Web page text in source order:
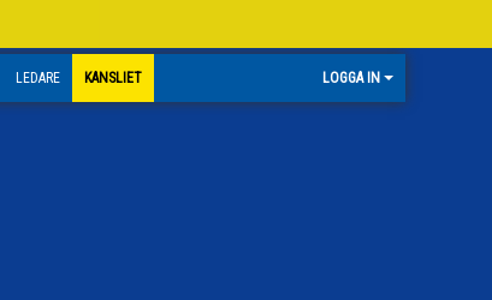
LEDARE KANSLIET LOGGA IN